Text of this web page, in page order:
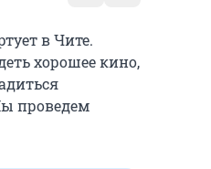
в Чите.
хорошее кино,
проведем